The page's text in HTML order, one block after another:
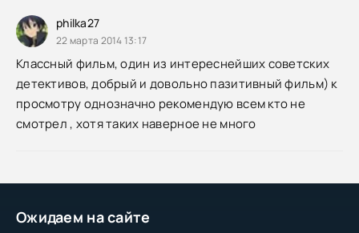
Ожидаем на сайте
philka27
22 марта 2014 13:17
Классный фильм, один из интереснейших советских
детективов, добрый и довольно пазитивный фильм) к
просмотру однозначно рекомендую всем кто не
смотрел , хотя таких наверное не много